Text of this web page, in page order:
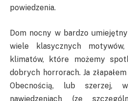
powiedzenia.
Dom nocny w bardzo
wiele klasycznych
klimatów, które możemy
dobrych horrorach. Ja
Obecnością, lub szerzej,
nawiedzeniach (ze